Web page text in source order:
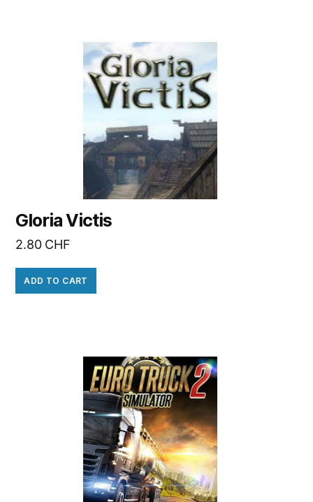
Gloria Victis
2.80 CHF
ADD TO CART